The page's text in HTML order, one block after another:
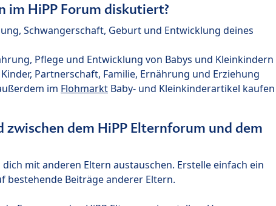
im HiPP Forum diskutiert?
Schwangerschaft, Geburt und Entwicklung deines
Pflege und Entwicklung von Babys und Kleinkindern
Partnerschaft, Familie, Ernährung und Erziehung
im Flohmarkt Baby- und Kleinkinderartikel kaufen
zwischen dem HiPP Elternforum und dem
mit anderen Eltern austauschen. Erstelle einfach ein
bestehende Beiträge anderer Eltern.